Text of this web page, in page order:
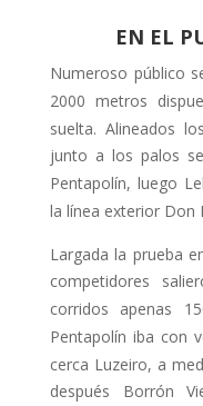
EN EL
Numeroso público
2000 metros
suelta. Alineados
junto a los palos
Pentapolín, luego
la línea exterior Don
Largada la prueba
competidores
corridos ape­nas
Pentapolín iba con
cerca Luzeiro, a
después Borrón